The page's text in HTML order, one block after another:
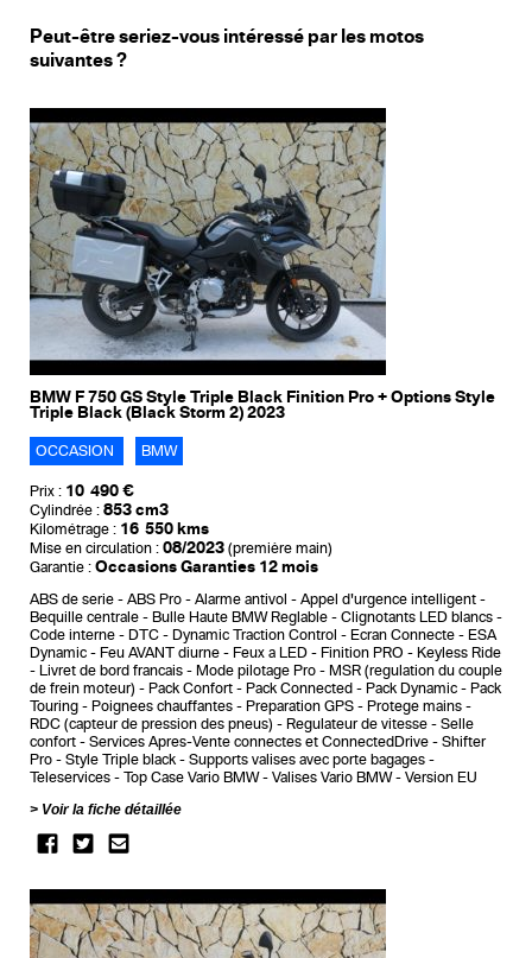
Peut-être seriez-vous intéressé par les motos
suivantes ?
BMW F 750 GS Style Triple Black Finition Pro + Options Style
Triple Black (Black Storm 2) 2023
OCCASION BMW
Prix : 10 490 €
Cylindrée : 853 cm3
Kilométrage : 16 550 kms
Mise en circulation : 08/2023 (première main)
Garantie : Occasions Garanties 12 mois
ABS de serie ABS Pro Alarme antivol
Appel d'urgence intelligent
Bequille centrale
Bulle Haute BMW Reglable
Clignotants LED blancs
Code interne
DTC - Dynamic Traction Control Ecran Connecte
ESA
Dynamic
Feu AVANT diurne Feux a LED Finition PRO
Keyless Ride
Livret de bord francais
Mode pilotage Pro
MSR (regulation du couple
de frein moteur)
Pack Confort Pack Connected Pack Dynamic
Pack
Touring
Poignees chauffantes Preparation GPS
Protege mains
RDC (capteur de pression des pneus)
Regulateur de vitesse
Selle
confort
Services Apres-Vente connectes et ConnectedDrive
Shifter
Pro
Style Triple black
Supports valises avec porte bagages
Teleservices
Top Case Vario BMW Valises Vario BMW
Version EU
Voir la fiche détaillée